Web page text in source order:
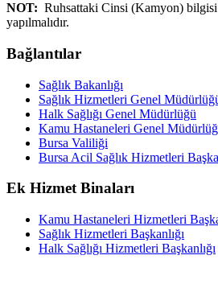
NOT: Ruhsattaki Cinsi (Kamyon) bilgisi
yapılmalıdır.
Bağlantılar
Sağlık Bakanlığı
Sağlık Hizmetleri Genel
Halk Sağlığı Genel Müdürlüğü
Kamu Hastaneleri Genel
Bursa Valiliği
Bursa Acil Sağlık Hizmetleri
Ek Hizmet Binaları
Kamu Hastaneleri Hizmetleri
Sağlık Hizmetleri Başkanlığı
Halk Sağlığı Hizmetleri Başkanlığı